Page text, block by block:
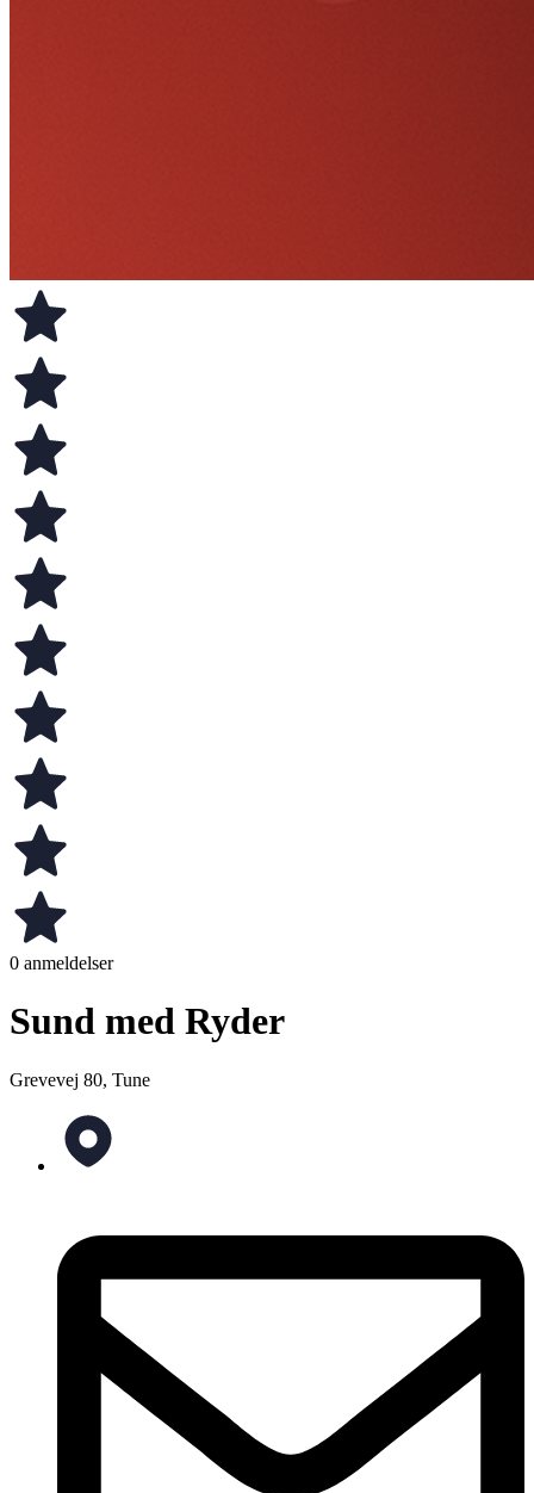
0 anmeldelser
Sund med Ryder
Grevevej 80, Tune